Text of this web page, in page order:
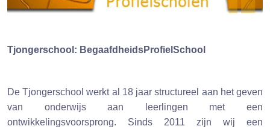
Tjongerschool: BegaafdheidsProfielSchool
De Tjongerschool werkt al 18 jaar structureel aan het geven
van onderwijs aan leerlingen met een
ontwikkelingsvoorsprong. Sinds 2011 zijn wij een